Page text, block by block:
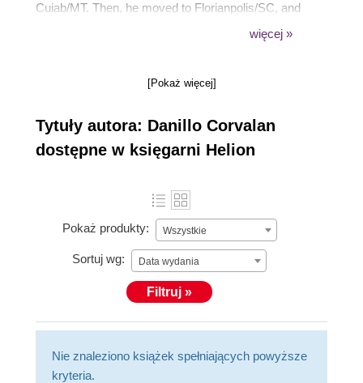
Cuiab/MT. Then, he moved to Florianpolis/SC, and
worked at Bravi Software for developing hybrid and
develop live multiscreen and responsive apps. From
been in touch with technologies, such as vanilla
JavaScript, jQuery, Backbone, and ReactJS. For the
past 5 years, Danillo has also worked with open
(Node.js). He has played with React Native in order
to develop native mobile applications with ReactJS.
więcej »
[Pokaż więcej]
Tytuły autora: Danillo Corvalan
dostępne w księgarni Helion
Pokaż produkty: Wszystkie
Sortuj wg: Data wydania
Filtruj »
Nie znaleziono książek spełniających powyższe
kryteria.